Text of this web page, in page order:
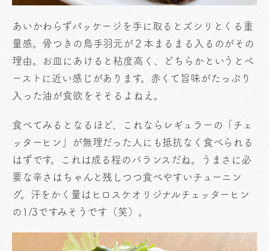
あいかわらずパッケージを手に取るとズシリとくる重
量感。骨つきの鳥手羽元が２本まるまる入るのがその
理由。お皿にあけると粘度高く、どちらかというとペ
ーストに近い感じがあります。赤くて旨味がたっぷり
入った油が食欲をそそるよねえ。
食べてみるとなるほど、これならレギュラーの「チェ
ッターヒン」が無理だった人にも抵抗なく食べられる
はずです。これは成る程のバランスだね。うまさに必
要な辛さはちゃんと残しつつ食べやすいチューニン
グ。汗をかく量はヒロスケオリジナルチェッターヒン
の1/3ですみそうです（笑）。